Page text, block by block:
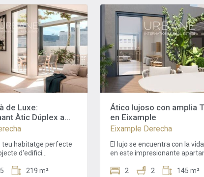
de Luxe:
Àtic Dúplex a
Barcelona
teu habitatge perfecte
d'edifici
i un modern ascensor,
5 219 m²
Ático lujoso con amplia
en Eixample
Eixample Derecha
El lujo se encuentra con la
en este impresionante
Con una impresionante área de
2 2 145 m²